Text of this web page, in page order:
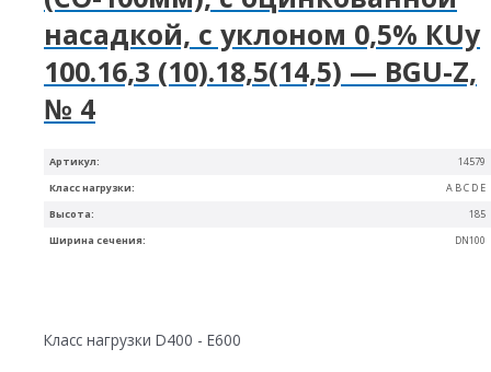
Артикул: 14579
Ширина сечения: DN100
Высота: 185
Класс нагрузки: A B C D E
насадкой, с уклоном 0,5% КUу
100.16,3 (10).18,5(14,5) — BGU-Z,
№ 4
Класс нагрузки D400 - E600